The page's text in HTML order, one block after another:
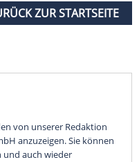
ZUR STARTSEITE
von unserer Redaktion
anzuzeigen. Sie können
und auch wieder